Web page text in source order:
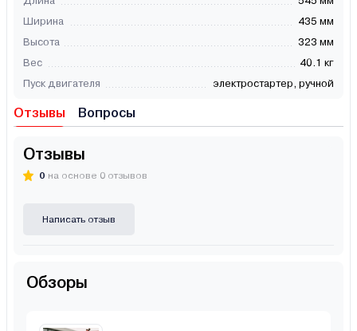
Ширина
435 мм
Высота
323 мм
Вес
40.1 кг
Пуск двигателя
электростартер, ручной
Отзывы Вопросы
Отзывы
0 на основе 0 отзывов
Написать отзыв
Обзоры